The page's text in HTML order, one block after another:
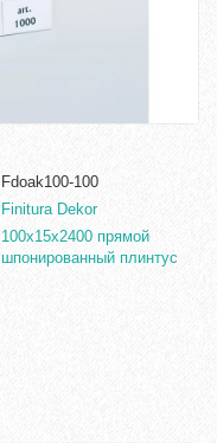
Fdoak100-100
Finitura Dekor
100x15x2400 прямой
шпонированный плинтус